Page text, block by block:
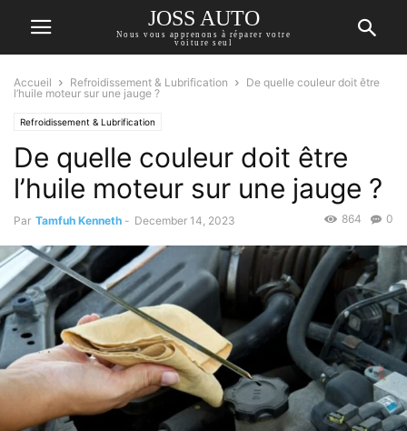
JOSS AUTO
Nous vous apprenons à réparer votre
voiture seul
Accueil Refroidissement & Lubrification
De quelle couleur doit être
l’huile moteur sur une jauge ?
Refroidissement & Lubrification
De quelle couleur doit être
l’huile moteur sur une jauge ?
Par Tamfuh Kenneth - December 14, 2023 0
864